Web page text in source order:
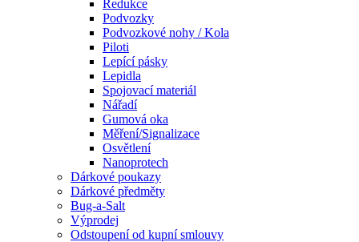
Redukce
Podvozky
Podvozkové nohy / Kola
Piloti
Lepící pásky
Lepidla
Spojovací materiál
Nářadí
Gumová oka
Měření/Signalizace
Osvětlení
Nanoprotech
Dárkové poukazy
Dárkové předměty
Bug-a-Salt
Výprodej
Odstoupení od kupní smlouvy